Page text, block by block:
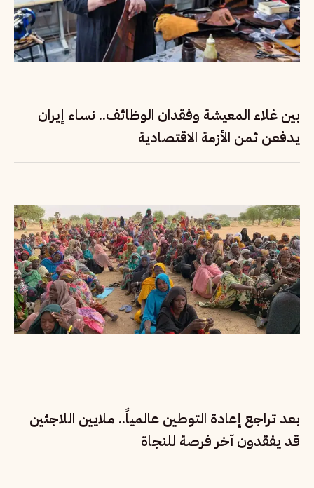
بين غلاء المعيشة وفقدان الوظائف.. نساء إيران
يدفعن ثمن الأزمة الاقتصادية
بعد تراجع إعادة التوطين عالمياً.. ملايين اللاجئين
قد يفقدون آخر فرصة للنجاة